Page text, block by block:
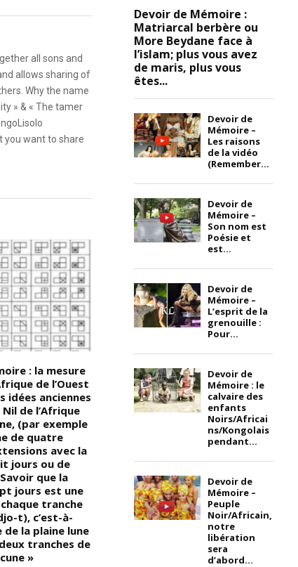
all sons and
allows sharing of
Why the name
» & « The tamer
you want to share
: la mesure
de l’Ouest
idées anciennes
de l’Afrique
(par exemple
de quatre
avec la
jours ou de
que la
jours est une
tranche
t), c’est-à-
la plaine lune
tranches de
»
Devoir de Mémoire – Pourquoi
l’Église catholique a-t-elle
soutenu l’esclavage et la
colonisation ? Le Vatican est au
cœur du vaste plagiat et de la
dissimulation perpétrés par
l’Église au fil des siècles : Les
archives secrètes révèlent une
vaste conspiration de vol
soigneusement planifiée visant
à déposséder les peuples
Noirs/Africains de leur identité;
(ce qui explique pourquoi
l’Église a même légalisé et
soutenu l’esclavage et facilité
Devoir de Mémoire :
Matriarcal berbère ou
More Beydane face à
l’islam; plus vous avez
de maris, plus vous
êtes...
Devoir de
Mémoire –
Les raisons
de la vidéo
(Remember...
Devoir de
Mémoire –
Son nom est
Poésie et
est...
Devoir de
Mémoire –
L’esprit de la
grenouille :
Pour...
Devoir de
Mémoire : le
calvaire des
enfants
Noirs/Africai
ns/Kongolais
pendant...
Devoir de
Mémoire –
Peuple
Noir/Africain,
notre
libération
sera
d’abord...